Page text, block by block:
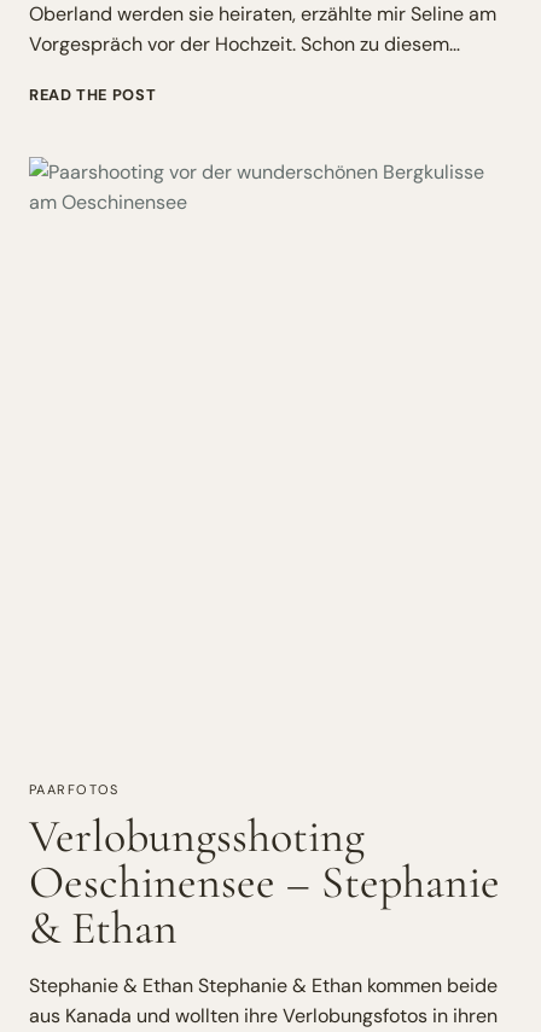
Oberland werden sie heiraten, erzählte mir Seline am
Vorgespräch vor der Hochzeit. Schon zu diesem…
READ THE POSTBERGHOCHZEIT
SELINE
&
PAARFOTOS
Verlobungsshoting
Oeschinensee – Stephanie
& Ethan
Stephanie & Ethan Stephanie & Ethan kommen beide
aus Kanada und wollten ihre Verlobungsfotos in ihren